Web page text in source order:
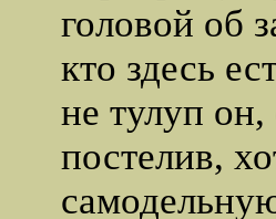
головой об
кто здесь
не тулуп
постелив,